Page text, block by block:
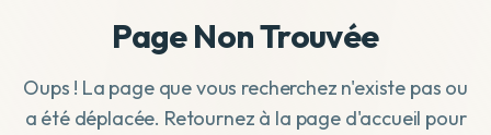
Page Non Trouvée
Oups ! La page que vous recherchez n'existe pas ou
a été déplacée. Retournez à la page d'accueil pour